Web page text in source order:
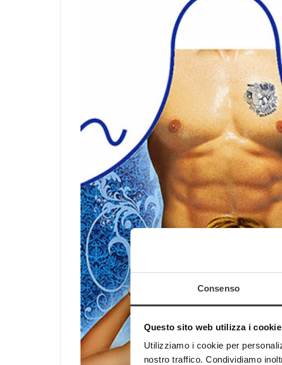
Consenso
Questo sito web utilizza i cookie
Utilizziamo i cookie per
nostro traffico. Condividiamo